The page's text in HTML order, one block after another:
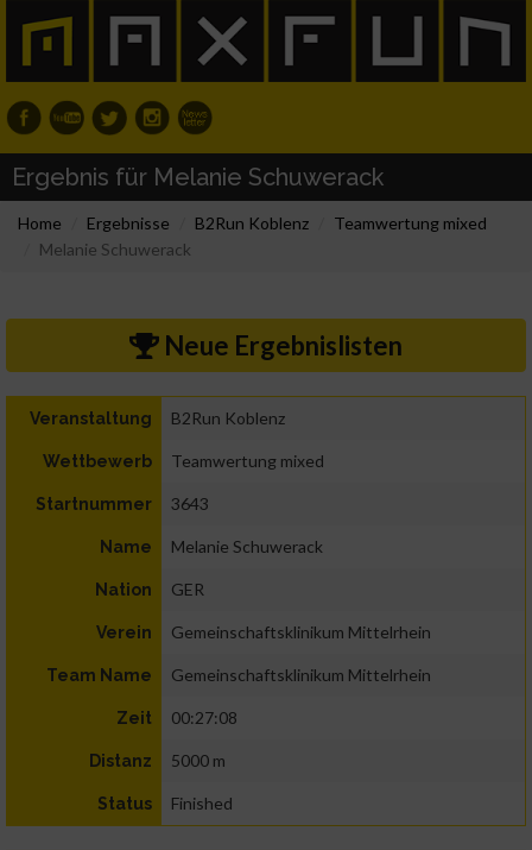
Ergebnis für Melanie Schuwerack
Home Ergebnisse B2Run Koblenz
Teamwertung mixed
Melanie Schuwerack
Neue Ergebnislisten
Veranstaltung B2Run Koblenz
Wettbewerb Teamwertung mixed
Startnummer 3643
Name Melanie Schuwerack
Nation GER
Verein Gemeinschaftsklinikum Mittelrhein
Team Name Gemeinschaftsklinikum Mittelrhein
Zeit 00:27:08
Distanz 5000 m
Status Finished